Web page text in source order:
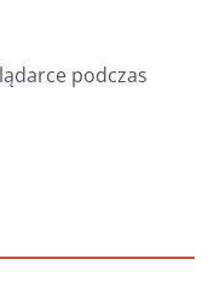
podczas